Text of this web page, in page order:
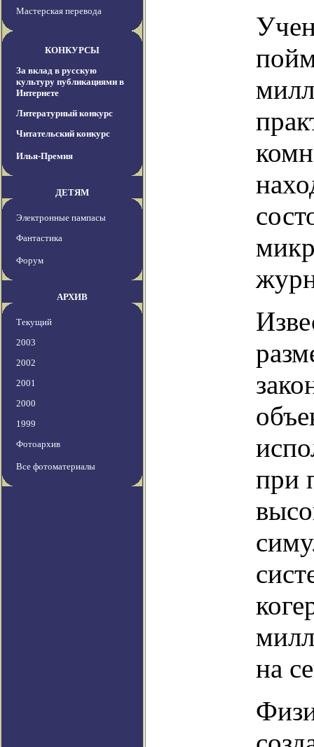
Мастерская перевода
КОНКУРСЫ
За вклад в русскую
культуру публикациями в
Интернете
Литературный конкурс
Читательский конкурс
Илья-Премия
ДЕТЯМ
Электронные пампасы
Фантастика
Форум
АРХИВ
Текущий
2003
2002
2001
2000
1999
Фотоархив
Все фотоматериалы
при
на